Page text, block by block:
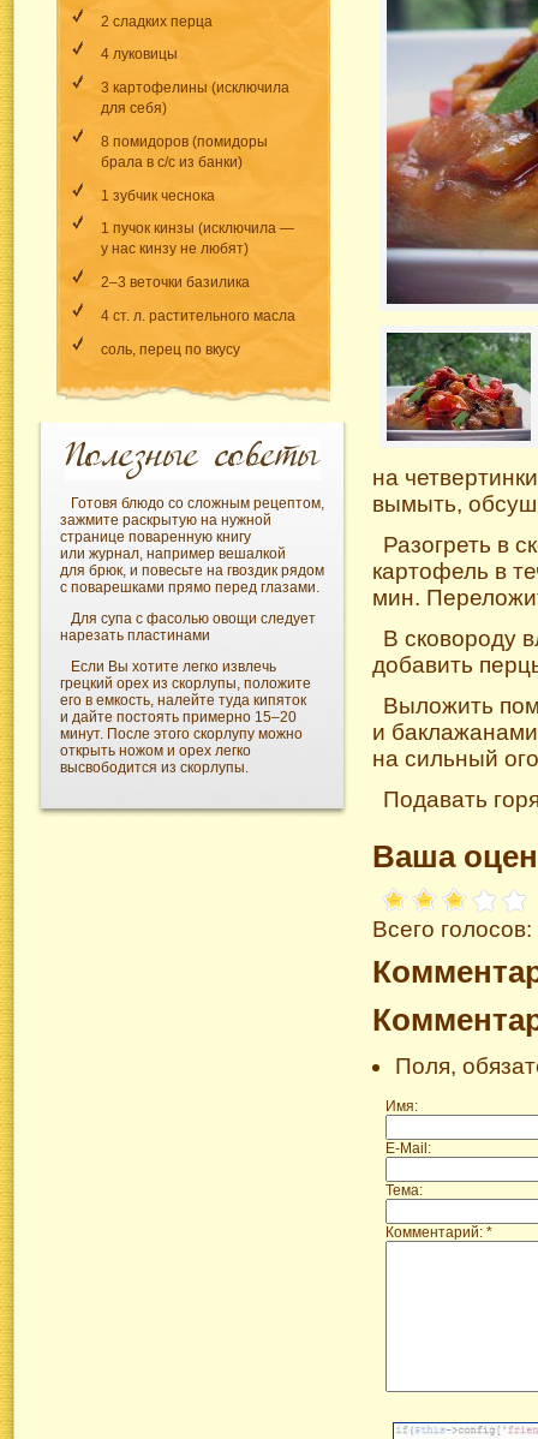
2 сладких перца
4 луковицы
3 картофелины (исключила
для себя)
8 помидоров (помидоры
брала в с/с из банки)
1 зубчик чеснока
1 пучок кинзы (исключила —
у нас кинзу не любят)
2–3 веточки базилика
4 ст. л. растительного масла
соль, перец по вкусу
Готовя блюдо со сложным рецептом,
зажмите раскрытую на нужной
странице поваренную книгу
или журнал, например вешалкой
для брюк, и повесьте на гвоздик рядом
с поварешками прямо перед глазами.
Для супа с фасолью овощи следует
нарезать пластинами
Если Вы хотите легко извлечь
грецкий орех из скорлупы, положите
его в емкость, налейте туда кипяток
и дайте постоять примерно 15–20
минут. После этого скорлупу можно
открыть ножом и орех легко
высвободится из скорлупы.
на
вымыть,
Разогреть в
картофель в
мин.
В сковороду
добавить
Выложить
и
на сильный
Подавать
Ваша
Всего
Поля,
Имя:
E-Mail:
Тема:
Комментарий: *